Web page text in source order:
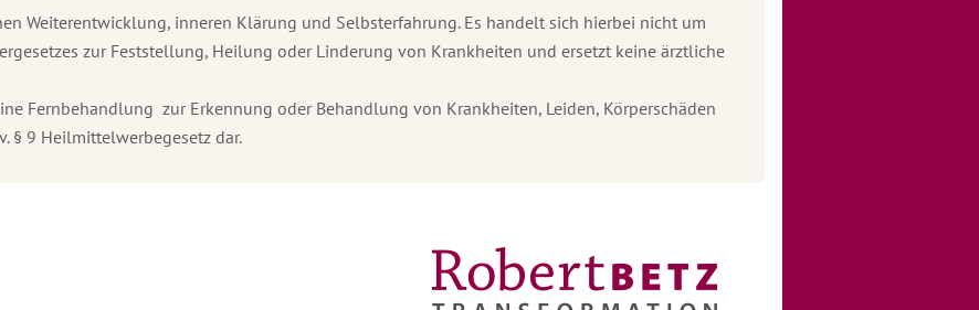
Weiterentwicklung, inneren Klärung und Selbsterfahrung. Es handelt sich hierbei nicht um
zur Feststellung, Heilung oder Linderung von Krankheiten und ersetzt keine ärztliche
Fernbehandlung zur Erkennung oder Behandlung von Krankheiten, Leiden, Körperschäden
§ 9 Heilmittelwerbegesetz dar.